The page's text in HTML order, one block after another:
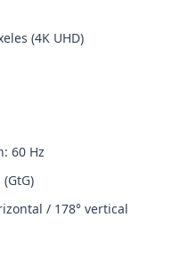
(4K UHD)
60 Hz
/ 178° vertical